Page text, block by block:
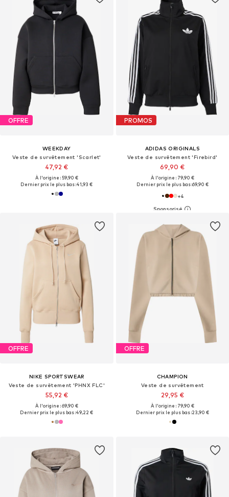
OFFRE
WEEKDAY
Veste de survêtement 'Scarlet'
47,92 €
À l'origine : 59,90 €
Dernier prix le plus bas :41,93 €
PROMOS
ADIDAS ORIGINALS
Veste de survêtement 'Firebird'
69,90 €
À l'origine : 79,90 €
Dernier prix le plus bas :69,90 €
+4
OFFRE
NIKE SPORTSWEAR
Veste de survêtement 'PHNX FLC'
55,92 €
À l'origine : 69,90 €
Dernier prix le plus bas :49,22 €
OFFRE
CHAMPION
Veste de survêtement
29,95 €
À l'origine : 79,90 €
Dernier prix le plus bas :23,90 €